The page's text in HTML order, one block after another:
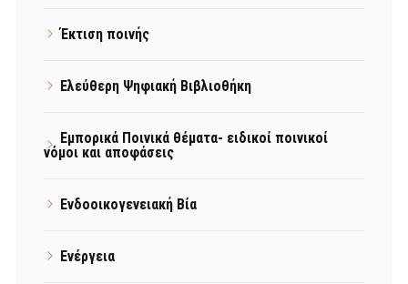
Έκτιση ποινής
Ελεύθερη Ψηφιακή Βιβλιοθήκη
Εμπορικά Ποινικά θέματα- ειδικοί ποινικοί
νόμοι και αποφάσεις
Ενδοοικογενειακή Βία
Ενέργεια